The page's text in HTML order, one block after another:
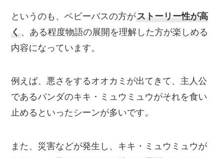
というのも、ベビーバスの方がストーリー性が高
く 、ある程度物語の展開を理解した方が楽しめる
内容になっています。
例えば、悪さをするオオカミが出てきて、主人公
であるパンダのキキ・ミュウミュウがそれを食い
止めるといったシーンが多いです。
また、災害などが発生し、キキ・ミュウミュウが